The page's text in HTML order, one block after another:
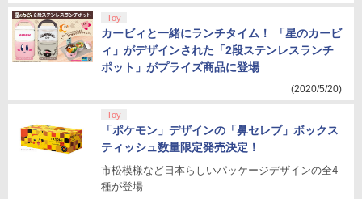
Toy
カービィと一緒にランチタイム！ 「星のカービ
ィ」がデザインされた「2段ステンレスランチ
ポット」がプライズ商品に登場
(2020/5/20)
Toy
「ポケモン」デザインの「鼻セレブ」ボックス
ティッシュ数量限定発売決定！
市松模様など日本らしいパッケージデザインの全4
種が登場